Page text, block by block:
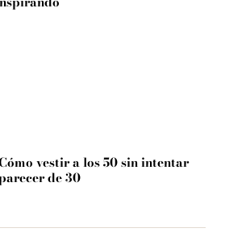
vestir a los 50 sin intentar
de 30